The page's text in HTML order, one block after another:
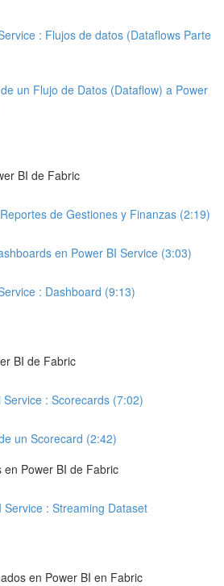
: Flujos de datos (Dataflows Parte
un Flujo de Datos (Dataflow) a Power
BI de Fabric
de Gestiones y Finanzas (2:19)
en Power BI Service (3:03)
: Dashboard (9:13)
BI de Fabric
Service : Scorecards (7:02)
un Scorecard (2:42)
Power BI de Fabric
Service : Streaming Dataset
en Power BI en Fabric